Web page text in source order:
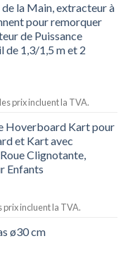
la Main, extracteur à
pour remorquer
de Puissance
de 1,3/1,5 m et 2
prix incluent la TVA.
Hoverboard Kart pour
et Kart avec
Clignotante,
Enfants
prix incluent la TVA.
ø30 cm